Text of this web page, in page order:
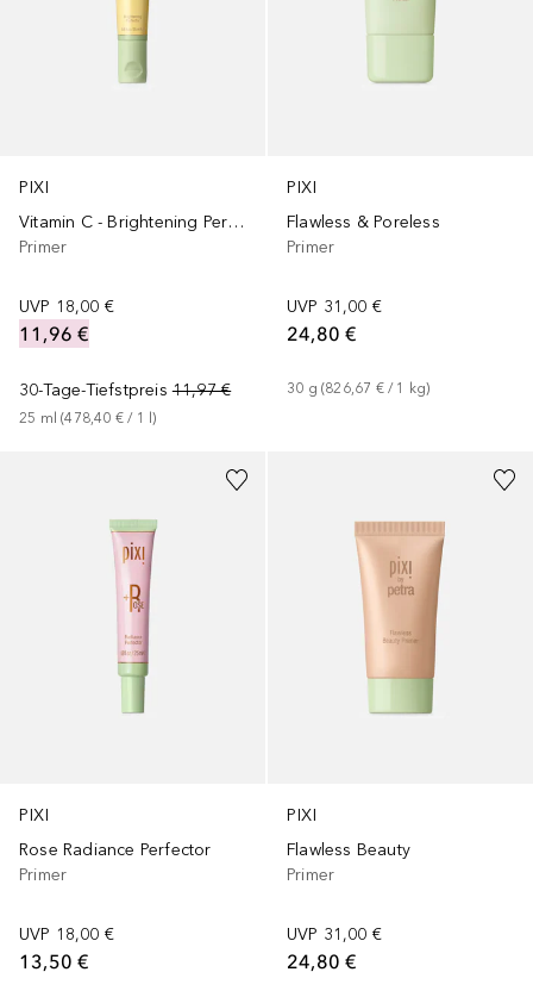
PIXI
Vitamin C - Brightening Perfector
Primer
UVP 18,00 €
11,96 €
30-Tage-Tiefstpreis 11,97 €
25 ml (478,40 € / 1 l)
PIXI
Flawless & Poreless
Primer
UVP 31,00 €
24,80 €
30 g (826,67 € / 1 kg)
PIXI
Rose Radiance Perfector
Primer
UVP 18,00 €
13,50 €
PIXI
Flawless Beauty
Primer
UVP 31,00 €
24,80 €